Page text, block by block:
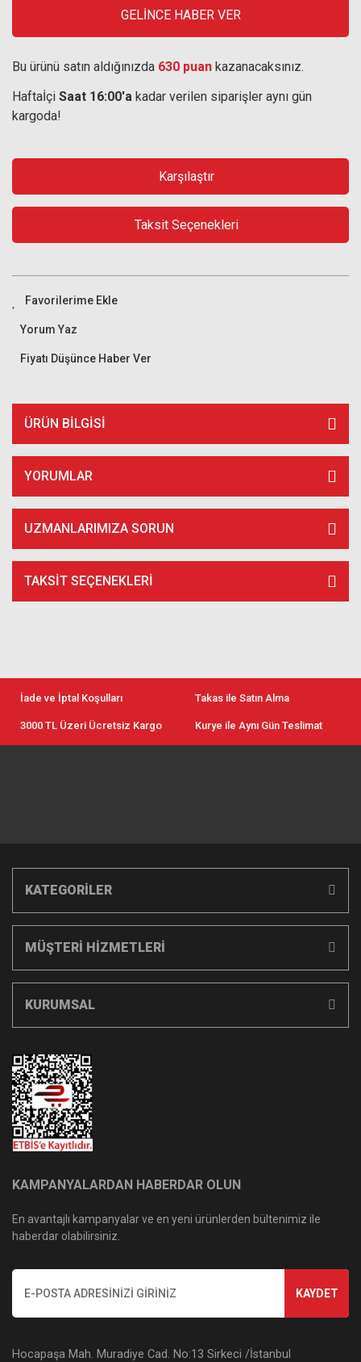
GELİNCE HABER VER
Bu ürünü satın aldığınızda 630 puan kazanacaksınız.
Haftaİçi Saat 16:00'a kadar verilen siparişler aynı gün
kargoda!
Karşılaştır
Taksit Seçenekleri
Yorum Yaz
Fiyatı Düşünce Haber Ver
ÜRÜN BILGISI
YORUMLAR
UZMANLARIMIZA SORUN
TAKSIT SEÇENEKLERI
İade ve İptal Koşulları Takas ile Satın Alma
3000 TL Üzeri Ücretsiz Kargo Kurye ile Aynı Gün Teslimat
KATEGORİLER
MÜŞTERİ HİZMETLERİ
KURUMSAL
KAMPANYALARDAN HABERDAR OLUN
En avantajlı kampanyalar ve en yeni ürünlerden bültenimiz ile
haberdar olabilirsiniz.
KAYDET
Hocapaşa Mah. Muradiye Cad. No:13 Sirkeci /İstanbul